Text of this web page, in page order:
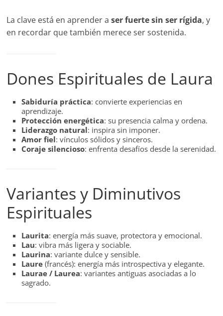
La clave está en aprender aser fuerte sin ser rígida, y
en recordar que también merece ser sostenida.
Dones Espirituales de Laura
Sabiduría práctica: convierte experiencias en
aprendizaje.
Protección energética: su presencia calma y ordena.
Liderazgo natural: inspira sin imponer.
Amor fiel: vínculos sólidos y sinceros.
Coraje silencioso: enfrenta desafíos desde la serenidad.
Variantes y Diminutivos
Espirituales
Laurita: energía más suave, protectora y emocional.
Lau: vibra más ligera y sociable.
Laurina: variante dulce y sensible.
Laure (francés): energía más introspectiva y elegante.
Laurae / Laurea: variantes antiguas asociadas a lo
sagrado.